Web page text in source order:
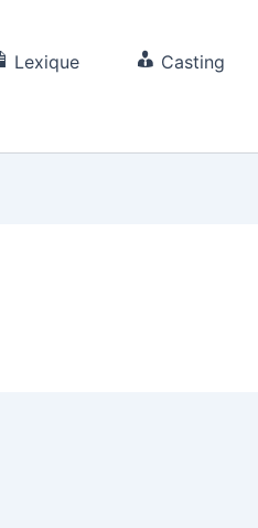
Lexique Casting